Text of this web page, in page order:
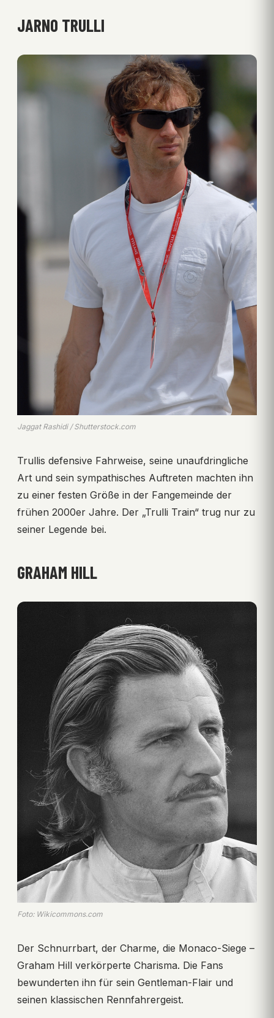
JARNO TRULLI
Jaggat Rashidi / Shutterstock.com
Trullis defensive Fahrweise, seine unaufdringliche
Art und sein sympathisches Auftreten machten ihn
zu einer festen Größe in der Fangemeinde der
frühen 2000er Jahre. Der „Trulli Train“ trug nur zu
seiner Legende bei.
GRAHAM HILL
Foto: Wikicommons.com
Der Schnurrbart, der Charme, die Monaco-Siege –
Graham Hill verkörperte Charisma. Die Fans
bewunderten ihn für sein Gentleman-Flair und
seinen klassischen Rennfahrergeist.